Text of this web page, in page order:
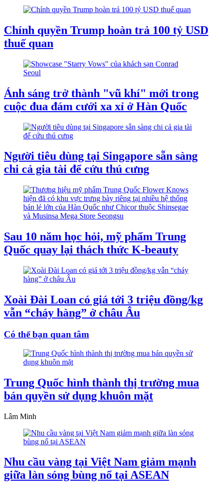
Chính quyền Trump hoàn trả 100 tỷ USD
thuế quan
Ánh sáng trở thành "vũ khí" mới trong
cuộc đua đám cưới xa xỉ ở Hàn Quốc
Người tiêu dùng tại Singapore sẵn sàng
chi cả gia tài để cứu thú cưng
Sau 10 năm học hỏi, mỹ phẩm Trung
Quốc quay lại thách thức K-beauty
Xoài Đài Loan có giá tới 3 triệu đồng/kg
vẫn “cháy hàng” ở châu Âu
Có thể bạn quan tâm
Trung Quốc hình thành thị trường mua
bán quyền sử dụng khuôn mặt
Lâm Minh
Nhu cầu vàng tại Việt Nam giảm mạnh
giữa làn sóng bùng nổ tại ASEAN